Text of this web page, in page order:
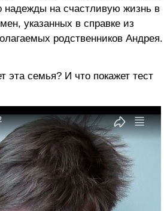
на счастливую жизнь в
указанных в справке из
родственников Андрея.
семья? И что покажет тест